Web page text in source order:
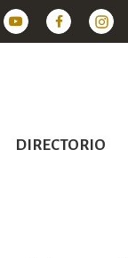
DIRECTORIO